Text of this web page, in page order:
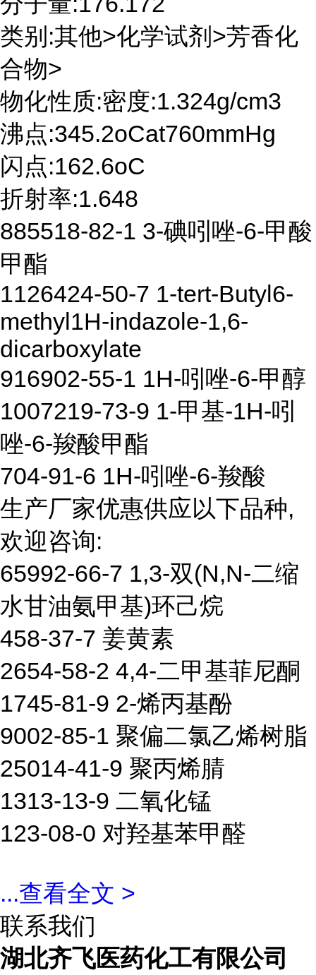
类别:其他>化学试剂>芳香化
合物>
物化性质:密度:1.324g/cm3
沸点:345.2oCat760mmHg
闪点:162.6oC
折射率:1.648
885518-82-1 3-碘吲唑-6-甲酸
甲酯
1126424-50-7 1-tert-Butyl6-
methyl1H-indazole-1,6-
dicarboxylate
916902-55-1 1H-吲唑-6-甲醇
1007219-73-9 1-甲基-1H-吲
唑-6-羧酸甲酯
704-91-6 1H-吲唑-6-羧酸
生产厂家优惠供应以下品种,
欢迎咨询:
65992-66-7 1,3-双(N,N-二缩
水甘油氨甲基)环己烷
458-37-7 姜黄素
2654-58-2 4,4-二甲基菲尼酮
1745-81-9 2-烯丙基酚
9002-85-1 聚偏二氯乙烯树脂
25014-41-9 聚丙烯腈
1313-13-9 二氧化锰
123-08-0 对羟基苯甲醛
...查看全文 >
联系我们
湖北齐飞医药化工有限公司